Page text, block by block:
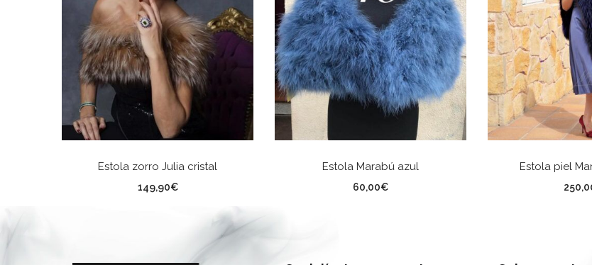
Estola zorro Julia cristal
149,90€
Estola Marabú azul
60,00€
Estola piel